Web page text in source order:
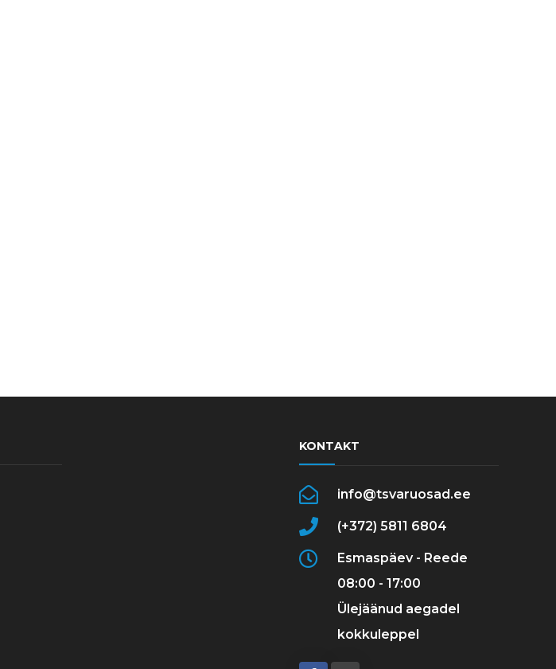
KONTAKT
info@tsvaruosad.ee
(+372) 5811 6804
Esmaspäev - Reede
08:00 - 17:00
Ülejäänud aegadel
kokkuleppel